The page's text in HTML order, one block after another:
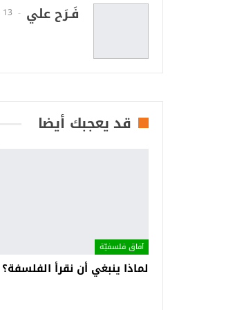
فَـرَح علي 13 Posts
قد يعجبك أيضا
آفاق فلسفيّة‎
لماذا ينبغي أن نقرأ الفلسفة؟